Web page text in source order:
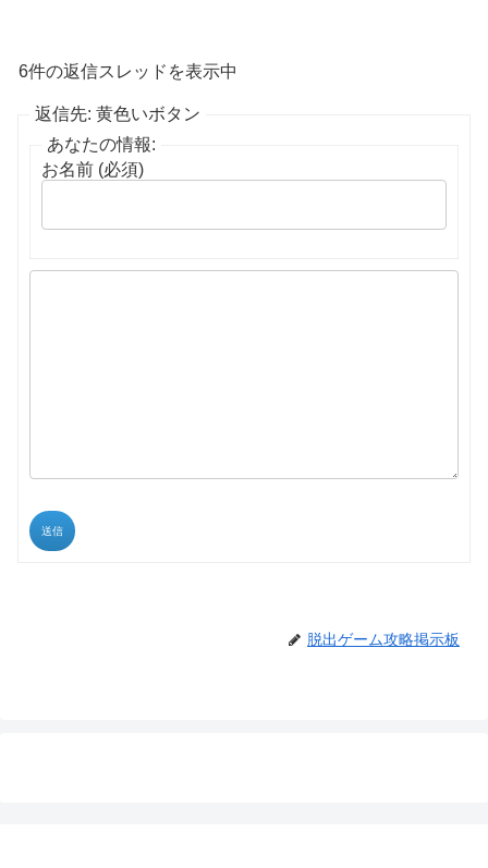
6件の返信スレッドを表示中
返信先: 黄色いボタン
あなたの情報:
お名前 (必須)
送信
脱出ゲーム攻略掲示板